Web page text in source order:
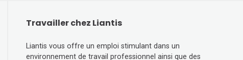
Travailler chez Liantis
Liantis vous offre un emploi stimulant dans un
environnement de travail professionnel ainsi que des